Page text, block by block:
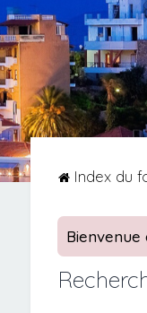
Index du
Bienvenue